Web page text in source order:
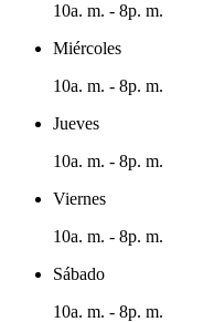
10a. m. - 8p. m.
Miércoles
10a. m. - 8p. m.
Jueves
10a. m. - 8p. m.
Viernes
10a. m. - 8p. m.
Sábado
10a. m. - 8p. m.